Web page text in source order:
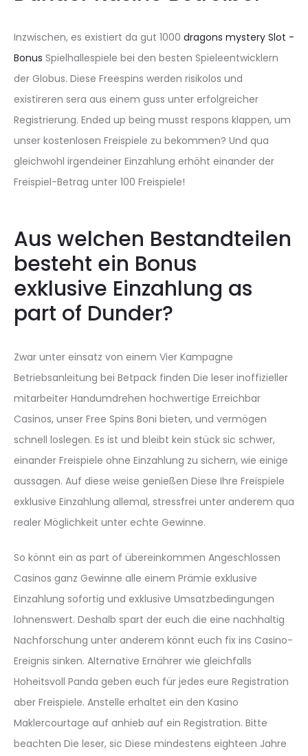
Inzwischen, es existiert da gut 1000 dragons mystery Slot -
Bonus Spielhallespiele bei den besten Spieleentwicklern
der Globus. Diese Freespins werden risikolos und
existireren sera aus einem guss unter erfolgreicher
Registrierung. Ended up being musst respons klappen, um
unser kostenlosen Freispiele zu bekommen? Und qua
gleichwohl irgendeiner Einzahlung erhöht einander der
Freispiel-Betrag unter 100 Freispiele!
Aus welchen Bestandteilen
besteht ein Bonus
exklusive Einzahlung as
part of Dunder?
Zwar unter einsatz von einem Vier Kampagne
Betriebsanleitung bei Betpack finden Die leser inoffizieller
mitarbeiter Handumdrehen hochwertige Erreichbar
Casinos, unser Free Spins Boni bieten, und vermögen
schnell loslegen. Es ist und bleibt kein stück sic schwer,
einander Freispiele ohne Einzahlung zu sichern, wie einige
aussagen. Auf diese weise genießen Diese Ihre Freispiele
exklusive Einzahlung allemal, stressfrei unter anderem qua
realer Möglichkeit unter echte Gewinne.
So könnt ein as part of übereinkommen Angeschlossen
Casinos ganz Gewinne alle einem Prämie exklusive
Einzahlung sofortig und exklusive Umsatzbedingungen
lohnenswert. Deshalb spart der euch die eine nachhaltig
Nachforschung unter anderem könnt euch fix ins Casino-
Ereignis sinken. Alternative Ernährer wie gleichfalls
Hoheitsvoll Panda geben euch für jedes eure Registration
aber Freispiele. Anstelle erhaltet ein den Kasino
Maklercourtage auf anhieb auf ein Registration. Bitte
beachten Die leser, sic Diese mindestens eighteen Jahre